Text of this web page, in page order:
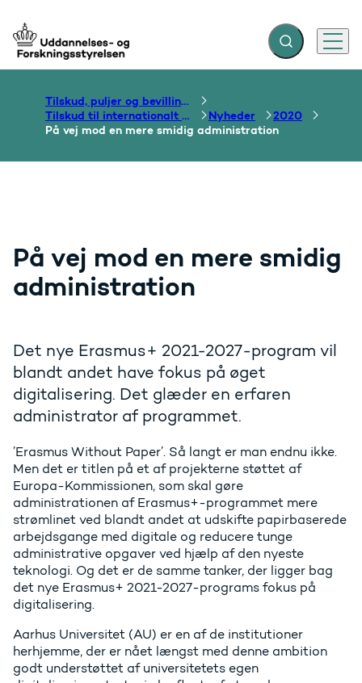
Gå til forsiden Fold søgefelt ud
Menu
Tilskud, puljer og bevillinger
Tilskud til internationalt samarbejde om uddannelse
Nyheder
2020
På vej mod en mere smidig administration
På vej mod en mere smidig
administration
Det nye Erasmus+ 2021-2027-program vil
blandt andet have fokus på øget
digitalisering. Det glæder en erfaren
administrator af programmet.
’Erasmus Without Paper’. Så langt er man endnu ikke.
Men det er titlen på et af projekterne støttet af
Europa-Kommissionen, som skal gøre
administrationen af Erasmus+-programmet mere
strømlinet ved blandt andet at udskifte papirbaserede
arbejdsgange med digitale og reducere tunge
administrative opgaver ved hjælp af den nyeste
teknologi. Og det er de samme tanker, der ligger bag
det nye Erasmus+ 2021-2027-programs fokus på
digitalisering.
Aarhus Universitet (AU) er en af de institutioner
herhjemme, der er nået længst med denne ambition
godt understøttet af universitetets egen